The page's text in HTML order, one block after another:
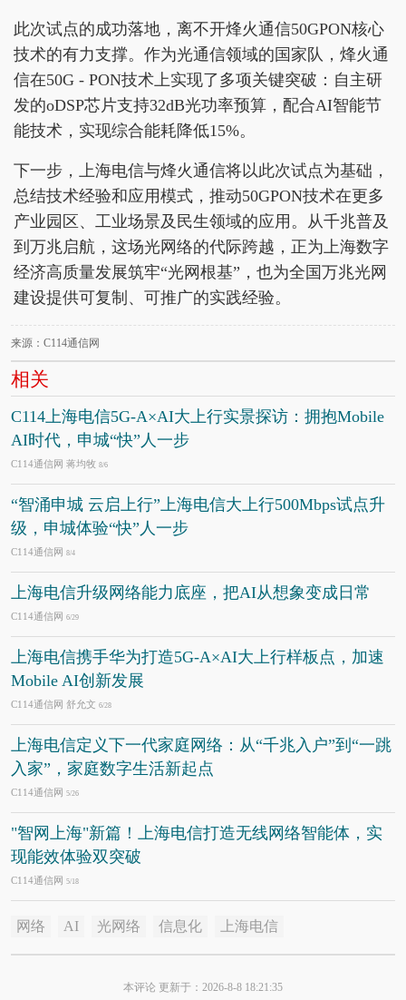
此次试点的成功落地，离不开烽火通信50GPON核心
技术的有力支撑。作为光通信领域的国家队，烽火通
信在50G - PON技术上实现了多项关键突破：自主研
发的oDSP芯片支持32dB光功率预算，配合AI智能节
能技术，实现综合能耗降低15%。
下一步，上海电信与烽火通信将以此次试点为基础，
总结技术经验和应用模式，推动50GPON技术在更多
产业园区、工业场景及民生领域的应用。从千兆普及
到万兆启航，这场光网络的代际跨越，正为上海数字
经济高质量发展筑牢“光网根基”，也为全国万兆光网
建设提供可复制、可推广的实践经验。
来源：C114通信网
相关
C114上海电信5G-A×AI大上行实景探访：拥抱Mobile
AI时代，申城“快”人一步
C114通信网 蒋均牧 8/6
“智涌申城 云启上行”上海电信大上行500Mbps试点升
级，申城体验“快”人一步
C114通信网 8/4
上海电信升级网络能力底座，把AI从想象变成日常
C114通信网 6/29
上海电信携手华为打造5G-A×AI大上行样板点，加速
Mobile AI创新发展
C114通信网 舒允文 6/28
上海电信定义下一代家庭网络：从“千兆入户”到“一跳
入家”，家庭数字生活新起点
C114通信网 5/26
"智网上海"新篇！上海电信打造无线网络智能体，实
现能效体验双突破
C114通信网 5/18
网络 AI 光网络 信息化 上海电信
本评论 更新于：2026-8-8 18:21:35